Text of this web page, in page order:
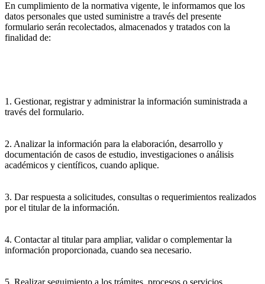
En cumplimiento de la normativa vigente, le informamos que los
datos personales que usted suministre a través del presente
formulario serán recolectados, almacenados y tratados con la
finalidad de:
1. Gestionar, registrar y administrar la información suministrada a
través del formulario.
2. Analizar la información para la elaboración, desarrollo y
documentación de casos de estudio, investigaciones o análisis
académicos y científicos, cuando aplique.
3. Dar respuesta a solicitudes, consultas o requerimientos realizados
por el titular de la información.
4. Contactar al titular para ampliar, validar o complementar la
información proporcionada, cuando sea necesario.